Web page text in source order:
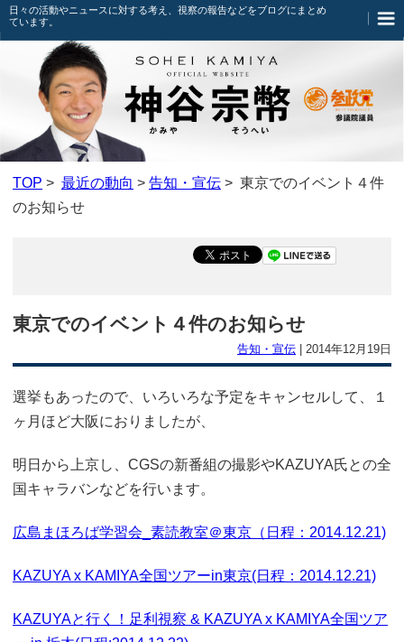
日々の活動やニュースに対する考え、視察の報告などをブログにまとめ
ています。
TOP > 最近の動向 > 告知・宣伝 > 東京でのイベント４件
のお知らせ
東京でのイベント４件のお知らせ
告知・宣伝 2014年12月19日
選挙もあったので、いろいろな予定をキャンセルして、１
ヶ月ほど大阪におりましたが、
明日から上京し、CGSの新番組の撮影やKAZUYA氏との全
国キャラバンなどを行います。
広島まほろば学習会_素読教室＠東京（日程：2014.12.21)
KAZUYA x KAMIYA全国ツアーin東京(日程：2014.12.21)
KAZUYAと行く！足利視察 & KAZUYA x KAMIYA全国ツア